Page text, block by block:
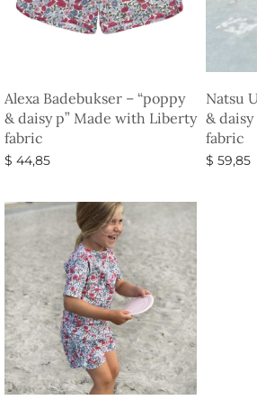
Alexa Badebukser – “poppy
& daisy p” Made with Liberty
fabric
$ 44,85
Natsu
&
fabric
$ 59,85